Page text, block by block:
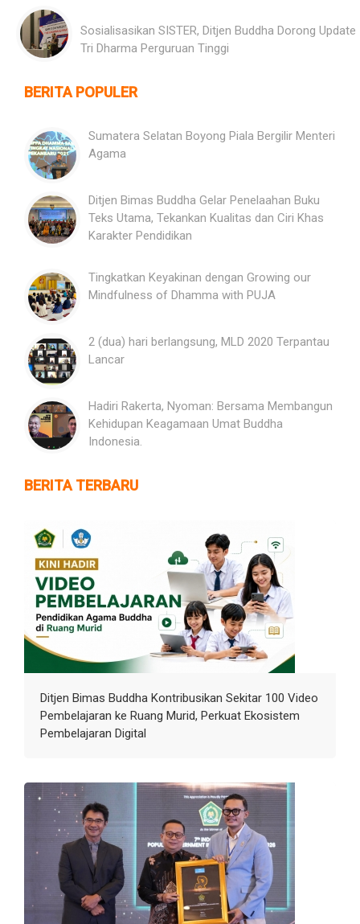
Sosialisasikan SISTER, Ditjen Buddha Dorong Update
Tri Dharma Perguruan Tinggi
BERITA POPULER
Sumatera Selatan Boyong Piala Bergilir Menteri
Agama
Ditjen Bimas Buddha Gelar Penelaahan Buku
Teks Utama, Tekankan Kualitas dan Ciri Khas
Karakter Pendidikan
Tingkatkan Keyakinan dengan Growing our
Mindfulness of Dhamma with PUJA
2 (dua) hari berlangsung, MLD 2020 Terpantau
Lancar
Hadiri Rakerta, Nyoman: Bersama Membangun
Kehidupan Keagamaan Umat Buddha
Indonesia.
BERITA TERBARU
Ditjen Bimas Buddha Kontribusikan Sekitar 100 Video
Pembelajaran ke Ruang Murid, Perkuat Ekosistem
Pembelajaran Digital